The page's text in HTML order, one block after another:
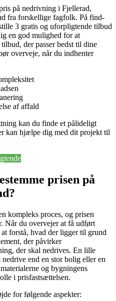
på nedrivning i Fjellerad,
fra forskellige fagfolk. På find-
3 gratis og uforpligtende tilbud
en god mulighed for at
der passer bedst til dine
overveje, når du indhenter
af affald
kan du finde et pålideligt
kan hjælpe dig med dit projekt til
prisen på
kompleks proces, og prisen
Når du overvejer at få udført
forstå, hvad der ligger til grund
der påvirker
der skal nedrives. En lille
end en stor bolig eller en
og bygningens
i prisfastsættelsen.
for følgende aspekter: